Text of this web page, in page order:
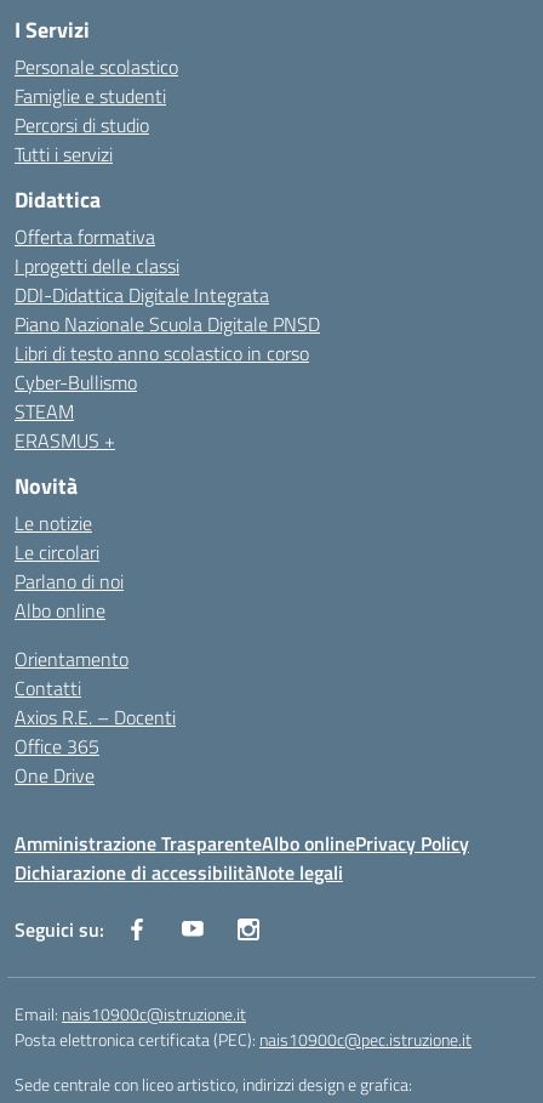
I Servizi
Personale scolastico
Famiglie e studenti
Percorsi di studio
Tutti i servizi
Didattica
Offerta formativa
I progetti delle classi
DDI-Didattica Digitale Integrata
Piano Nazionale Scuola Digitale PNSD
Libri di testo anno scolastico in corso
Cyber-Bullismo
STEAM
ERASMUS +
Novità
Le notizie
Le circolari
Parlano di noi
Albo online
Orientamento
Contatti
Axios R.E. – Docenti
Office 365
One Drive
Amministrazione TrasparenteAlbo onlinePrivacy Policy
Dichiarazione di accessibilitàNote legali
Seguici su:
Email: nais10900c@istruzione.it
Posta elettronica certificata (PEC): nais10900c@pec.istruzione.it
Sede centrale con liceo artistico, indirizzi design e grafica: